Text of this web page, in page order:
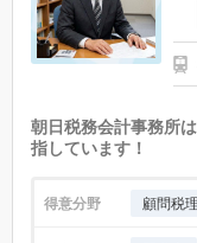
朝日税務会計事務所
指しています！
得意分野 顧問税